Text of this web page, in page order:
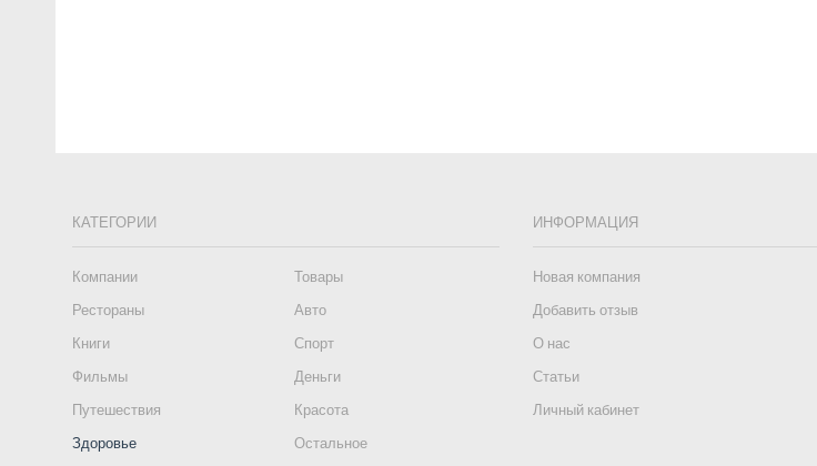
КАТЕГОРИИ
Компании
Товары
Рестораны
Авто
Книги
Спорт
Фильмы
Деньги
Путешествия
Красота
Здоровье
Остальное
ИНФОРМАЦИЯ
Новая компания
Добавить отзыв
О нас
Статьи
Личный кабинет